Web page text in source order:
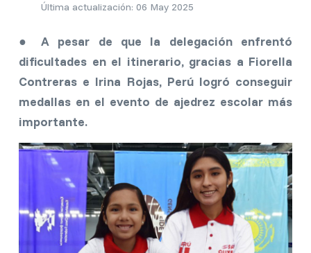
Última actualización: 06 May 2025
● A pesar de que la delegación enfrentó
dificultades en el itinerario, gracias a Fiorella
Contreras e Irina Rojas, Perú logró conseguir
medallas en el evento de ajedrez escolar más
importante.